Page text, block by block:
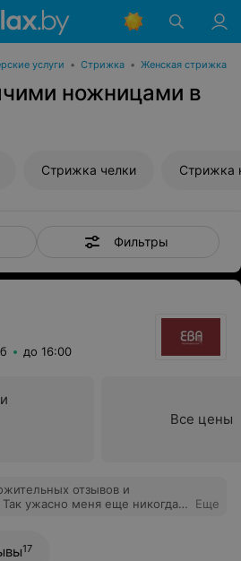
услуги • Стрижка • Женская стрижка
ножницами в
Стрижка челки Стрижка
Фильтры
до 16:00
Все цены
отзывов и
Так ужасно меня еще никогда
До сих пор в шоке.
Еще
17